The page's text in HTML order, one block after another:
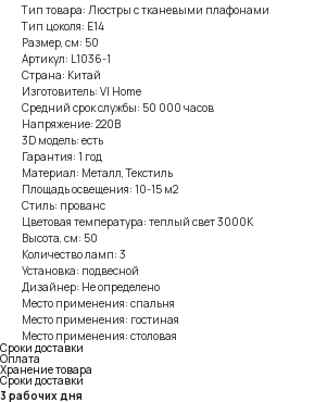
Тип товара: Люстры с тканевыми плафонами
Тип цоколя: E14
Размер, см: 50
Артикул: L1036-1
Страна: Китай
Изготовитель: VI Home
Средний срок службы: 50 000 часов
Напряжение: 220В
3D модель: есть
Гарантия: 1 год
Материал: Металл, Текстиль
Площадь освещения: 10-15 м2
Стиль: прованс
Цветовая температура: теплый свет 3000К
Высота, см: 50
Количество ламп: 3
Установка: подвесной
Дизайнер: Не определено
Место применения: спальня
Место применения: гостиная
Место применения: столовая
Сроки доставки
Оплата
Хранение товара
Сроки доставки
3 рабочих дня